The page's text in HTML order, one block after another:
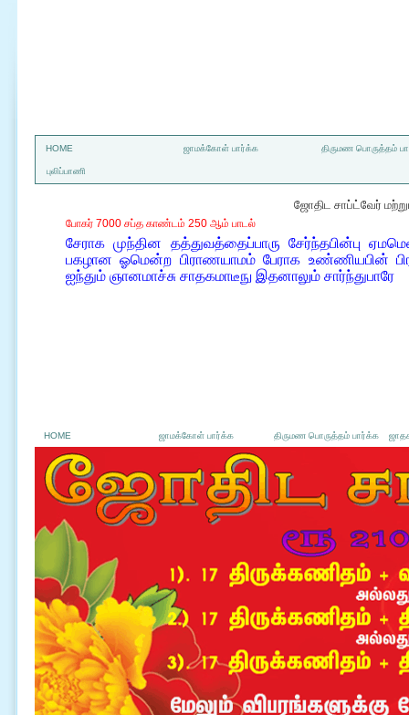
HOME ஜாமக்கோள் பார்க்க திருமண பொருத்தம்
புலிப்பாணி
ஜோதிட சாப்ட்வேர்
போகர் 7000 சப்த காண்டம் 250 ஆம் பாடல்
சேராக முந்தின தத்துவத்தைப்பாரு சேர்ந்தபின்பு
பகழான ஓமென்ற பிராணயாமம் பேராக உண்ணியபின்
ஐந்தும் ஞானமாச்சு சாதகமாடீநு இதனாலும் சார்ந்துபாரே
HOME ஜாமக்கோள் பார்க்க திருமண பொருத்தம் பார்க்க